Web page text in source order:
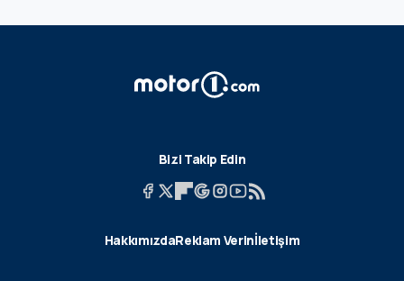
Bizi Takip Edin
HakkımızdaReklam Verinİletişim